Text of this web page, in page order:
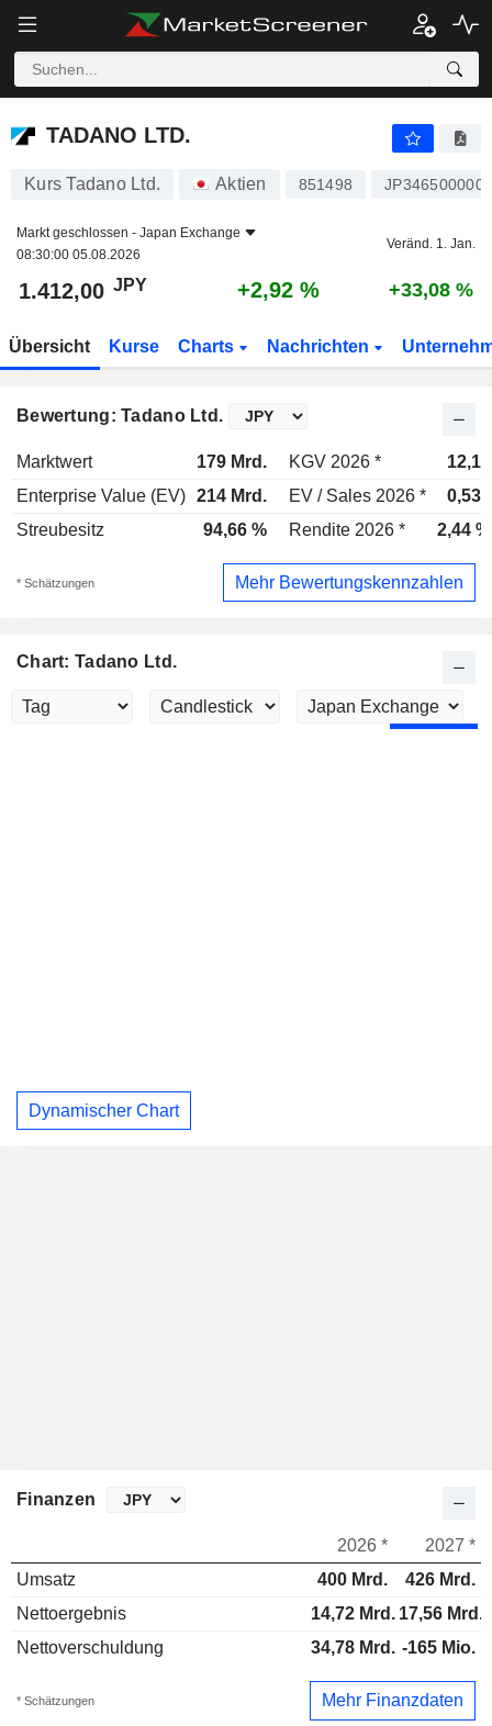
TADANO LTD.
TADANO LTD.
Kurs Tadano Ltd. Aktien 851498 JP3465000002
Markt geschlossen - Japan Exchange
08:30:00 05.08.2026
Veränd. 1. Jan.
1.412,00 JPY +2,92 % +33,08 %
Übersicht Kurse Charts Nachrichten
Bewertung: Tadano Ltd.
Marktwert 179 Mrd. KGV 2026 *
12,1x
Enterprise Value (EV) 214 Mrd. EV / Sales 2026 *
0,53x
Streubesitz
94,66 % Rendite 2026 * 2,44 %
* Schätzungen Mehr Bewertungskennzahlen
Chart: Tadano Ltd.
Dynamischer Chart
Finanzen
2026 *
2027 *
Umsatz
400 Mrd.
426 Mrd.
Nettoergebnis
14,72 Mrd. 17,56 Mrd.
Nettoverschuldung
34,78 Mrd. -165 Mio.
* Schätzungen Mehr Finanzdaten